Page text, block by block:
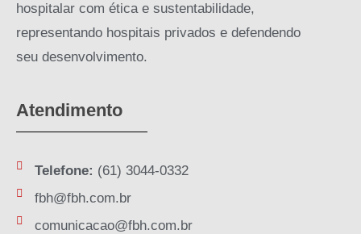
hospitalar com ética e sustentabilidade,
representando hospitais privados e defendendo
seu desenvolvimento.
Atendimento
Telefone: (61) 3044-0332
fbh@fbh.com.br
comunicacao@fbh.com.br